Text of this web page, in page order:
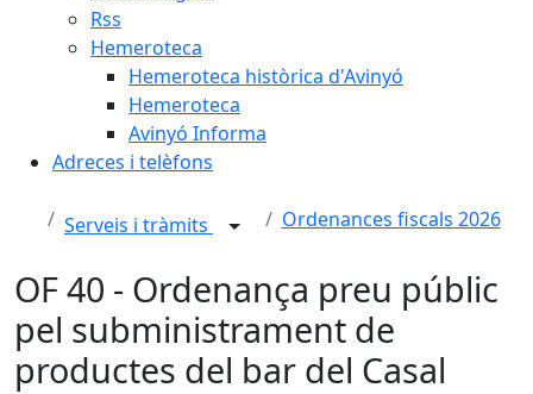
Rss
Hemeroteca
Hemeroteca històrica d'Avinyó
Hemeroteca
Avinyó Informa
Adreces i telèfons
Serveis i tràmits Ordenances fiscals 2026
OF 40 - Ordenança preu públic
pel subministrament de
productes del bar del Casal